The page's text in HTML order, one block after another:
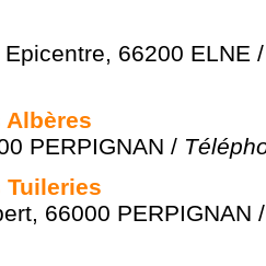
66200 ELNE
Albères
PERPIGNAN /
66000 PERPIGNAN